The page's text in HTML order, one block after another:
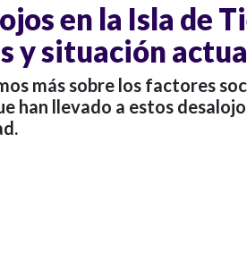
en la Isla de
y situación
más sobre los factores
han llevado a estos